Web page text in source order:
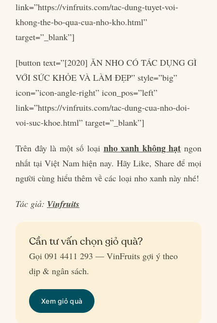
link=”https://vinfruits.com/tac-dung-tuyet-voi-
khong-the-bo-qua-cua-nho-kho.html”
target=”_blank”]
[button text=”[2020] ĂN NHO CÓ TÁC DỤNG GÌ
VỚI SỨC KHỎE VÀ LÀM ĐẸP” style=”big”
icon=”icon-angle-right” icon_pos=”left”
link=”https://vinfruits.com/tac-dung-cua-nho-doi-
voi-suc-khoe.html” target=”_blank”]
Trên đây là một số loại nho xanh không hạt ngon
nhất tại Việt Nam hiện nay. Hãy Like, Share để mọi
người cùng hiểu thêm về các loại nho xanh này nhé!
Tác giả: Vinfruits
Cần tư vấn chọn giỏ quà?
Gọi 091 4411 293 — VinFruits gợi ý theo
dịp & ngân sách.
Xem giỏ quà